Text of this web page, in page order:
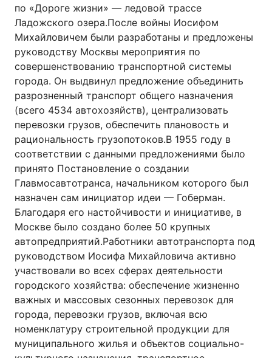
по «Дороге жизни» — ледовой трассе
Ладожского озера.После войны Иосифом
Михайловичем были разработаны и предложены
руководству Москвы мероприятия по
совершенствованию транспортной системы
города. Он выдвинул предложение объединить
разрозненный транспорт общего назначения
(всего 4534 автохозяйств), централизовать
перевозки грузов, обеспечить плановость и
рациональность грузопотоков.В 1955 году в
соответствии с данными предложениями было
принято Постановление о создании
Главмосавтотранса, начальником которого был
назначен сам инициатор идеи — Гоберман.
Благодаря его настойчивости и инициативе, в
Москве было создано более 50 крупных
автопредприятий.Работники автотранспорта под
руководством Иосифа Михайловича активно
участвовали во всех сферах деятельности
городского хозяйства: обеспечение жизненно
важных и массовых сезонных перевозок для
города, перевозки грузов, включая всю
номенклатуру строительной продукции для
муниципального жилья и объектов социально-